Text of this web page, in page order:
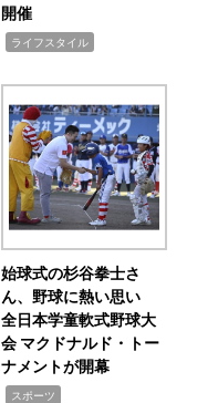
開催
ライフスタイル
始球式の杉谷拳士さ
ん、野球に熱い思い
全日本学童軟式野球大
会 マクドナルド・トー
ナメントが開幕
スポーツ